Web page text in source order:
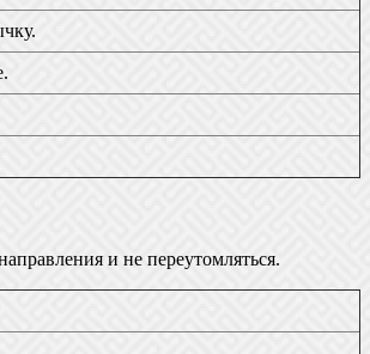
и не переутомляться.